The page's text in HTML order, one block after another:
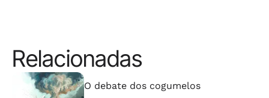
Relacionadas
O debate dos cogumelos